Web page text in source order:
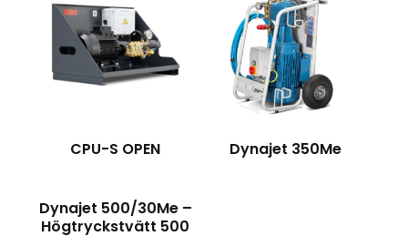
CPU-S OPEN Dynajet 350Me
Dynajet 500/30Me –
Högtryckstvätt 500